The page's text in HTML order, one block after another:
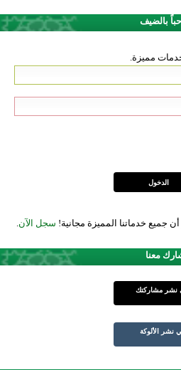
بالضيف
مميزة.
جميع خدماتنا المميزة مجانية! سجل الآن.
معنا
نشر مشاركتك
نشر الألوكة